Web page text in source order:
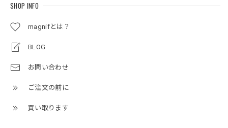
SHOP INFO
magnifとは？
BLOG
お問い合わせ
ご注文の前に
買い取ります